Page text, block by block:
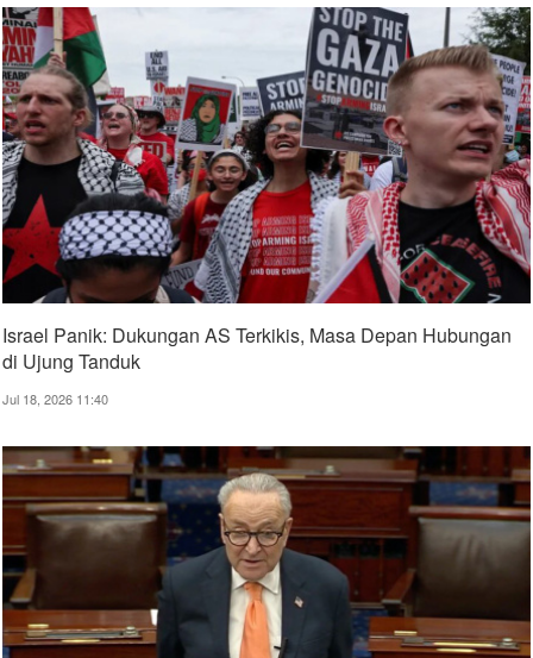
Israel Panik: Dukungan AS Terkikis, Masa Depan Hubungan
di Ujung Tanduk
Jul 18, 2026 11:40